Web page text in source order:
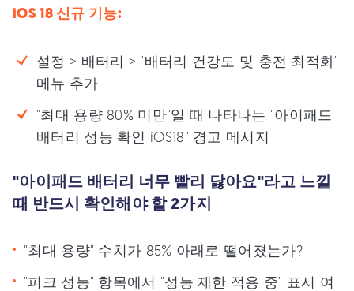
iOS 18 신규 기능:
설정 > 배터리 > "배터리 건강도 및 충전 최적화"
메뉴 추가
"최대 용량 80% 미만"일 때 나타나는 "아이패드
배터리 성능 확인 iOS18" 경고 메시지
"아이패드 배터리 너무 빨리 닳아요"라고 느낄
때 반드시 확인해야 할 2가지
"최대 용량" 수치가 85% 아래로 떨어졌는가?
"피크 성능" 항목에서 "성능 제한 적용 중" 표시 여